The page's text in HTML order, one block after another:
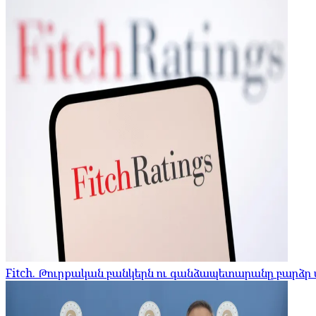
Fitch. Թուրքական բանկերն ու գանձապետարանը բարձր